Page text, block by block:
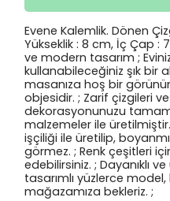
Evene Kalemlik. Dönen
Yükseklik : 8 cm, İç Çap :
ve modern tasarım ;
kullanabileceğiniz şık bir
masanıza hoş bir
objesidir. ; Zarif çizgileri
dekorasyonunuzu
malzemeler ile
işçiliği ile üretilip,
görmez. ; Renk çeşitleri
edebilirsiniz. ; Dayanıklı
tasarımlı yüzlerce
mağazamıza bekleriz. ;